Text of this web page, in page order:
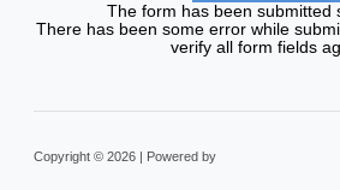
The form has been submitted
There has been some error while
verify all form fields
Copyright © 2026 | Powered by